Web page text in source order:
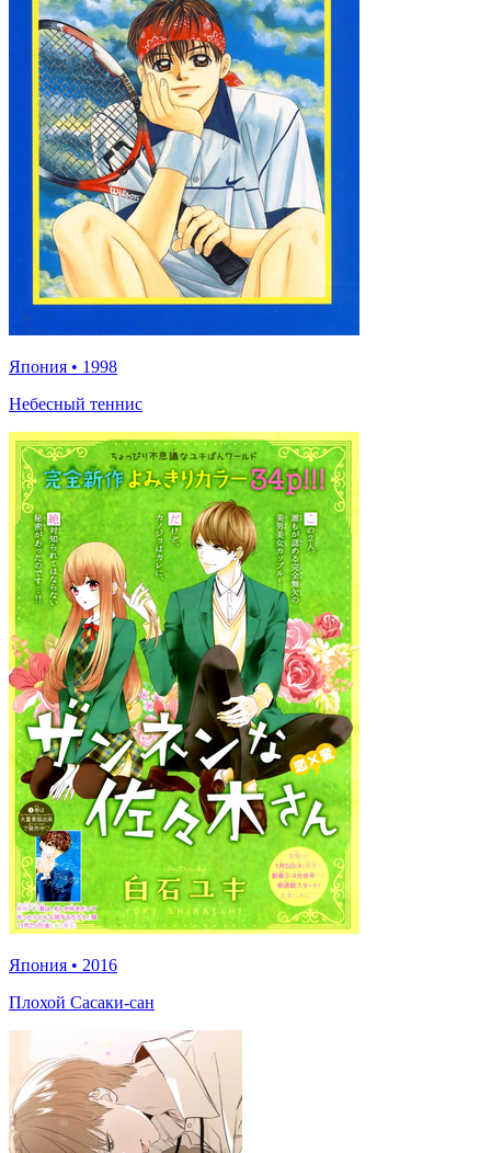
Япония • 1998
Небесный теннис
Япония • 2016
Плохой Сасаки-сан